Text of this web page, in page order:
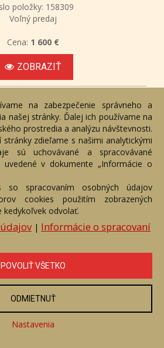
položky: 158309
Voľný predaj
Cena: 1 600 €
ZOBRAZIŤ
Pokušenie
Voľný predaj
Cena:1 490 €
ZOBRAZIŤ
na zabezpečenie správneho a
našej stránky. Ďalej ich používame na
prostredia a analýzu návštevnosti.
zdieľame s našimi analytickými
sú uchovávané a spracovávané
v dokumente „Informácie o
so spracovaním osobných údajov
cookies použitím zobrazených
kedykoľvek odvolať.
| Informácie o spracovaní
POVOLIŤ VŠETKO
ODMIETNUŤ
Nastavenia